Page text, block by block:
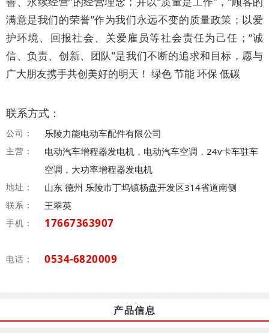
满意是我们的荣誉”作为我们永远不变的质量政策；以爱
护环境、回报社会、关爱雇员等社会责任为己任；“诚
信、负责、创新、团队”是我们不断的追求和目标，愿与
广大朋友携手共创美好的明天！ 绿色 节能 环保 低碳
联系方式：
公司： 乐陵力能电动车配件有限公司
主营：
电动汽车增程器发电机，电动汽车空调，24v卡车驻车
空调，大功率增程器发电机
地址： 山东 德州 乐陵市丁坞镇杨盘开发区314省道南侧
联系： 王翠英
手机： 17667363907
电话： 0534-6820009
产品信息